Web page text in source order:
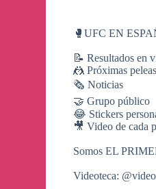
🥊UFC EN
📝 Resultados en
🤼 Próximas peleas
🗞 Noticias
🤝 Grupo público
😂 Stickers
🎥 Video de cada
Somos EL
Videoteca: